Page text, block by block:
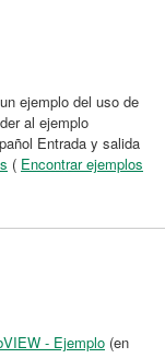
ejemplo del uso de
al ejemplo
Entrada y salida
( Encontrar ejemplos
- Ejemplo (en